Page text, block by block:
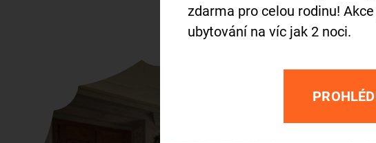
zdarma pro celou rodinu!
ubytování na víc jak 2 noci.